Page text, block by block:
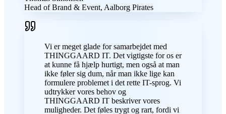
Head of Brand & Event, Aalborg Pirates
Vi er meget glade for samarbejdet med
THINGGAARD IT. Det vigtigste for os er
at kunne få hjælp hurtigt, men også at man
ikke føler sig dum, når man ikke lige kan
formulere problemet i det rette IT-sprog. Vi
udtrykker vores behov og
THINGGAARD IT beskriver vores
muligheder. Det føles trygt og rart, fordi vi